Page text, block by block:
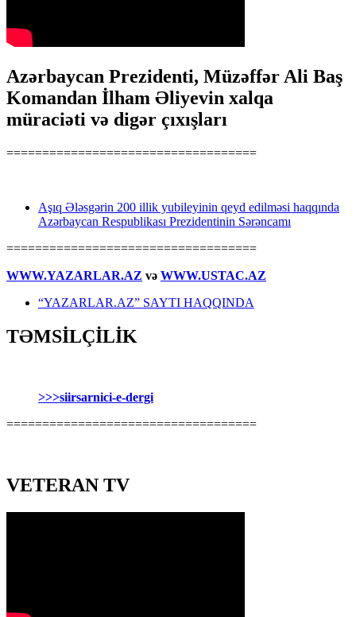
Azərbaycan Prezidenti, Müzəffər Ali Baş
Komandan İlham Əliyevin xalqa
müraciəti və digər çıxışları
===================================
Aşıq Ələsgərin 200 illik yubileyinin qeyd edilməsi haqqında
Azərbaycan Respublikası Prezidentinin Sərəncamı
===================================
WWW.YAZARLAR.AZ və WWW.USTAC.AZ
“YAZARLAR.AZ” SAYTI HAQQINDA
TƏMSİLÇİLİK
>>>siirsarnici-e-dergi
===================================
VETERAN TV